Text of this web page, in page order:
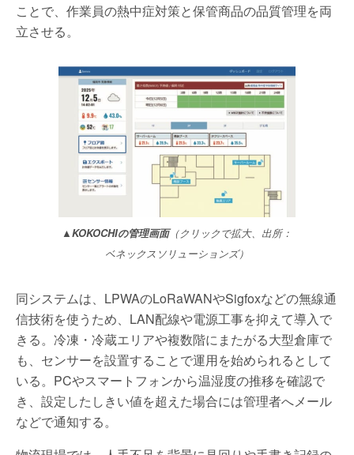
ことで、作業員の熱中症対策と保管商品の品質管理を両
立させる。
▲KOKOCHIの管理画面（クリックで拡大、出所：
ベネックスソリューションズ）
同システムは、LPWAのLoRaWANやSigfoxなどの無線通
信技術を使うため、LAN配線や電源工事を抑えて導入で
きる。冷凍・冷蔵エリアや複数階にまたがる大型倉庫で
も、センサーを設置することで運用を始められるとして
いる。PCやスマートフォンから温湿度の推移を確認で
き、設定したしきい値を超えた場合には管理者へメール
などで通知する。